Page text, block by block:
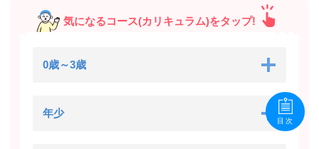
気になるコース(カリキュラム)をタップ!
0歳～3歳
年少
目次